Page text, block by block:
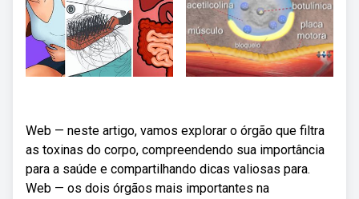
Web — neste artigo, vamos explorar o órgão que filtra
as toxinas do corpo, compreendendo sua importância
para a saúde e compartilhando dicas valiosas para.
Web — os dois órgãos mais importantes na